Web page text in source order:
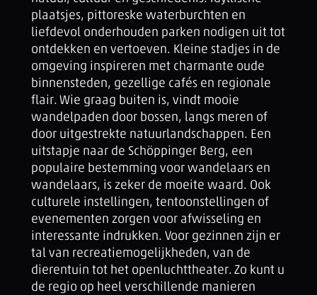
plaatsjes, pittoreske waterburchten en
liefdevol onderhouden parken nodigen uit tot
ontdekken en vertoeven. Kleine stadjes in de
omgeving inspireren met charmante oude
binnensteden, gezellige cafés en regionale
flair. Wie graag buiten is, vindt mooie
wandelpaden door bossen, langs meren of
door uitgestrekte natuurlandschappen. Een
uitstapje naar de Schöppinger Berg, een
populaire bestemming voor wandelaars en
wandelaars, is zeker de moeite waard. Ook
culturele instellingen, tentoonstellingen of
evenementen zorgen voor afwisseling en
interessante indrukken. Voor gezinnen zijn er
tal van recreatiemogelijkheden, van de
dierentuin tot het openluchttheater. Zo kunt u
de regio op heel verschillende manieren